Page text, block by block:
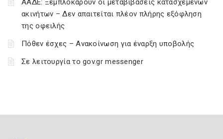
ακινήτων – Δεν απαιτείται πλέον πλήρης εξόφληση
της οφειλής
Πόθεν έσχες – Ανακοίνωση για έναρξη υποβολής
Σε λειτουργία το gov.gr messenger